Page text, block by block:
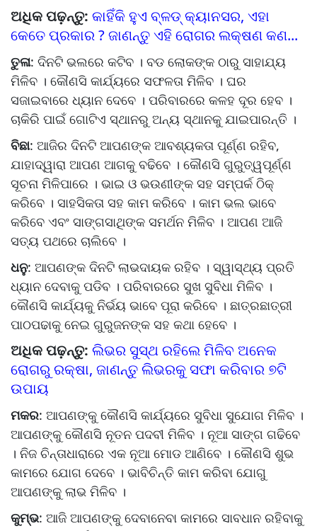
ଅଧିକ ପଢ଼ନ୍ତୁ: କାହିଁକି ହୁଏ ବ୍ଳଡ୍‌ କ୍ୟାନସର, ଏହା
କେତେ ପ୍ରକାର ? ଜାଣନ୍ତୁ ଏହି ରୋଗର ଲକ୍ଷଣ କଣ...
ତୁଳା: ଦିନଟି ଭଲରେ କଟିବ । ବଡ ଲୋକଙ୍କ ଠାରୁ ସାହାଯ୍ୟ
ମିଳିବ । କୌଣସି କାର୍ଯ୍ୟରେ ସଫଳତା ମିଳିବ । ଘର
ସଜାଇବାରେ ଧ୍ୟାନ ଦେବେ । ପରିବାରରେ କଳହ ଦୂର ହେବ ।
ଚାକିରି ପାଇଁ ଗୋଟିଏ ସ୍ଥାନରୁ ଅନ୍ୟ ସ୍ଥାନକୁ ଯାଇପାରନ୍ତି ।
ବିଛା: ଆଜିର ଦିନଟି ଆପଣଙ୍କ ଆବଶ୍ୟକତା ପୂର୍ଣ୍ଣ ରହିବ,
ଯାହାଦ୍ୱାରା ଆପଣ ଆଗକୁ ବଢିବେ । କୌଣସି ଗୁରୁତ୍ୱପୂର୍ଣ୍ଣ
ସୂଚନା ମିଳିପାରେ । ଭାଇ ଓ ଭଉଣୀଙ୍କ ସହ ସମ୍ପର୍କ ଠିକ୍‌
କରିବେ । ସାହସିକତା ସହ କାମ କରିବେ । କାମ ଭଲ ଭାବେ
କରିବେ ଏବଂ ସାଙ୍ଗସାଥିଙ୍କ ସମର୍ଥନ ମିଳିବ । ଆପଣ ଆଜି
ସତ୍ୟ ପଥରେ ଚାଲିବେ ।
ଧନୁ: ଆପଣଙ୍କ ଦିନଟି ଲାଭଦାୟକ ରହିବ । ସ୍ୱାସ୍ଥ୍ୟ ପ୍ରତି
ଧ୍ୟାନ ଦେବାକୁ ପଡିବ । ପରିବାରରେ ସୁଖ ସୁବିଧା ମିଳିବ ।
କୌଣସି କାର୍ଯ୍ୟକୁ ନିର୍ଭୟ ଭାବେ ପୂରା କରିବେ । ଛାତ୍ରଛାତ୍ରୀ
ପାଠପଢାକୁ ନେଇ ଗୁରୁଜନଙ୍କ ସହ କଥା ହେବେ ।
ଅଧିକ ପଢ଼ନ୍ତୁ: ଲିଭର ସୁସ୍ଥ ରହିଲେ ମିଳିବ ଅନେକ
ରୋଗରୁ ରକ୍ଷା, ଜାଣନ୍ତୁ ଲିଭରକୁ ସଫା କରିବାର ୭ଟି
ଉପାୟ
ମକର: ଆପଣଙ୍କୁ କୌଣସି କାର୍ଯ୍ୟରେ ସୁବିଧା ସୁଯୋଗ ମିଳିବ ।
ଆପଣଙ୍କୁ କୌଣସି ନୂତନ ପଦବୀ ମିଳିବ । ନୂଆ ସାଙ୍ଗ ଗଢିବେ
। ନିଜ ଚିନ୍ତାଧାରାରେ ଏକ ନୂଆ ମୋଡ ଆଣିବେ । କୌଣସି ଶୁଭ
କାମରେ ଯୋଗ ଦେବେ । ଭାବିଚିନ୍ତି କାମ କରିବା ଯୋଗୁ
ଆପଣଙ୍କୁ ଲାଭ ମିଳିବ ।
କୁମ୍ଭ: ଆଜି ଆପଣଙ୍କୁ ଦେବାନେବା କାମରେ ସାବଧାନ ରହିବାକୁ